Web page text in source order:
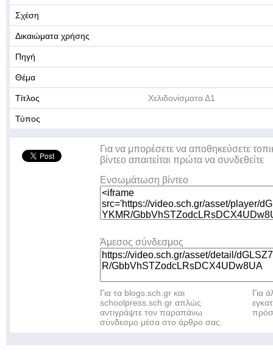
Σχέση
Δικαιώματα χρήσης
Πηγή
Θέμα
Τίτλος Χελιδονίσματα Δ1
Τύπος
Για να μπορέσετε να αποθηκεύσετε
βίντεο απαιτείται πρώτα να συνδεθείτε
Ενσωμάτωση βίντεο
Άμεσος σύνδεσμος
Για τα blogs.sch.gr και
schoolpress.sch.gr απλώς
αντιγράψτε τον παραπάνω
σύνδεσμο μέσα στο άρθρο σας.
Για